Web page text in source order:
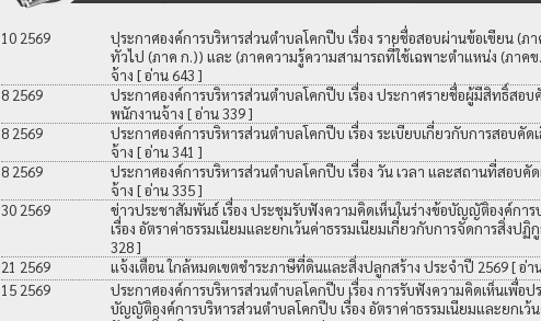
10 2569
ประกาศองค์การบริหารส่วนตำบลโคกปีบ เรื่อง รายชื่อสอบผ่านข้อเขียน (ภ
ทั่วไป (ภาค ก.)) และ (ภาคความรู้ความสามารถที่ใช้เฉพาะตำแหน่ง (ภาค
จ้าง [ อ่าน 643 ]
8 2569
ประกาศองค์การบริหารส่วนตำบลโคกปีบ เรื่อง ประกาศรายชื่อผู้มีสิทธิ์สอบ
พนักงานจ้าง [ อ่าน 339 ]
8 2569
ประกาศองค์การบริหารส่วนตำบลโคกปีบ เรื่อง ระเบียบเกี่ยวกับการสอบคัด
จ้าง [ อ่าน 341 ]
8 2569
ประกาศองค์การบริหารส่วนตำบลโคกปีบ เรื่อง วัน เวลา และสถานที่สอบคั
จ้าง [ อ่าน 335 ]
30 2569
ข่าวประชาสัมพันธ์ เรื่อง ประชุมรับฟังความคิดเห็นในร่างข้อบัญญัติองค์กา
เรื่อง อัตราค่าธรรมเนียมและยกเว้นค่าธรรมเนียมเกี่ยวกับการจัดการสิ่งป
328 ]
21 2569
แจ้งเตือน ใกล้หมดเขตชำระภาษีที่ดินและสิ่งปลูกสร้าง ประจำปี 2569[ อ่า
15 2569
ประกาศองค์การบริหารส่วนตำบลโคกปีบ เรื่อง การรับฟังความคิดเห็นเพื่อป
บัญญัติองค์การบริหารส่วนตำบลโคกปีบ เรื่อง อัตราค่าธรรมเนียมและยกเว้